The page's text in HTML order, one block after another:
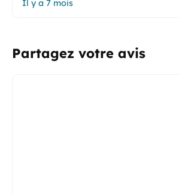
Il y a 7 mois
Partagez votre avis